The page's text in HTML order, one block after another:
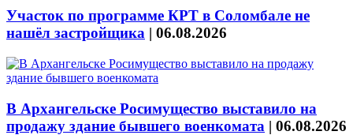
Участок по программе КРТ в Соломбале не
нашёл застройщика | 06.08.2026
В Архангельске Росимущество выставило на
продажу здание бывшего военкомата | 06.08.2026